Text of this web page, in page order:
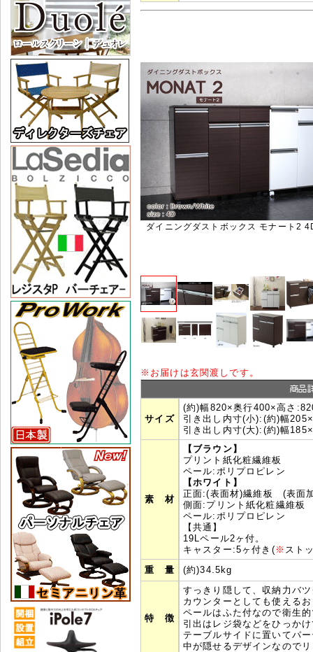
ダイニングダストボックス モナート2
※ お届けは玄関渡しです。
サイズ
(約)幅820×奥行400×高さ
引き出し内寸(小):(約)幅
引き出し内寸(大):(約)幅
素 材
【ブラウン】
プリント紙化粧繊維板
ペール:ポリプロピレン
【ホワイト】
正面:(表面材)繊維板 (表面
側面:プリント紙化粧繊維板
ペール:ポリプロピレン
【共通】
19Lペール2ヶ付。
キャスター:5ヶ付き( ※ スト
重 量
(約)34.5kg
特 徴
すっきり隠して、収納力バ
カウンターとしても使える
ペールはふた付なので衛生
引出はレジ袋などをひっか
テーブルサイドに置いてパ
中が隠せるデザインなので